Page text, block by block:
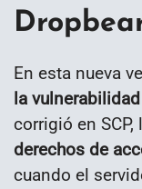
En esta nueva
la
corrigió en SCP,
derechos de
cuando el